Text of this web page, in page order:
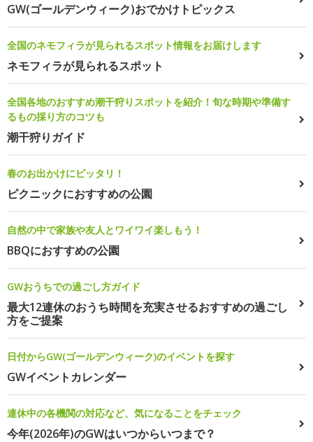
GW(ゴールデンウィーク)おでかけトピックス
全国のネモフィラが見られるスポット情報をお届けします
ネモフィラが見られるスポット
全国各地のおすすめ潮干狩りスポットを紹介！旬な時期や準備す
るもの採り方のコツも
潮干狩りガイド
春のお出かけにピッタリ！
ピクニックにおすすめの公園
自然の中で家族や友人とワイワイ楽しもう！
BBQにおすすめの公園
GWおうちでの過ごし方ガイド
最大12連休のおうち時間を充実させるおすすめの過ごし
方をご提案
日付からGW(ゴールデンウィーク)のイベントを探す
GWイベントカレンダー
連休中の各機関の対応など、気になることをチェック
今年(2026年)のGWはいつからいつまで？